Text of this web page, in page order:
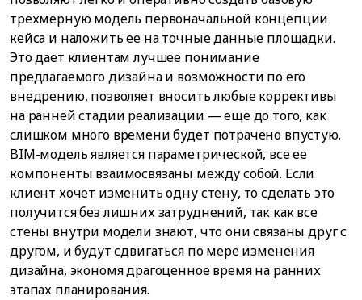
трехмерную модель первоначальной концепции
кейса и наложить ее на точные данные площадки.
Это дает клиентам лучшее понимание
предлагаемого дизайна и возможности по его
внедрению, позволяет вносить любые коррективы
на ранней стадии реализации — еще до того, как
слишком много времени будет потрачено впустую.
BIM-модель является параметрической, все ее
компоненты взаимосвязаны между собой. Если
клиент хочет изменить одну стену, то сделать это
получится без лишних затруднений, так как все
стены внутри модели знают, что они связаны друг с
другом, и будут сдвигаться по мере изменения
дизайна, экономя драгоценное время на ранних
этапах планирования.